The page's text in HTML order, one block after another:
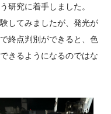
財団アーカイブ
研究に着手しました。
してみましたが、発光が
終点判別ができると、色
きるようになるのではな